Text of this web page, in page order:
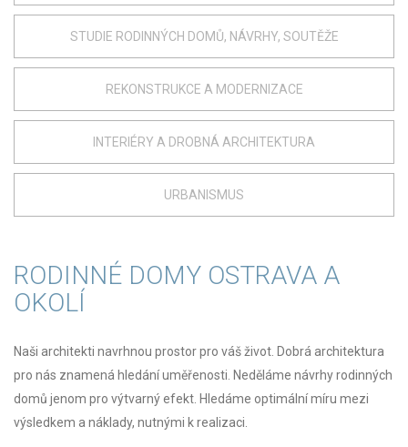
STUDIE RODINNÝCH DOMŮ, NÁVRHY, SOUTĚŽE
REKONSTRUKCE A MODERNIZACE
INTERIÉRY A DROBNÁ ARCHITEKTURA
URBANISMUS
RODINNÉ DOMY OSTRAVA A
OKOLÍ
Naši architekti navrhnou prostor pro váš život. Dobrá architektura
pro nás znamená hledání uměřenosti. Neděláme návrhy rodinných
domů jenom pro výtvarný efekt. Hledáme optimální míru mezi
výsledkem a náklady, nutnými k realizaci.